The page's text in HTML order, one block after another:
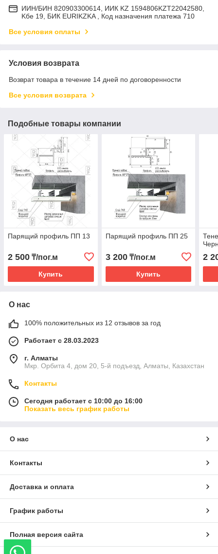
ИИН/БИН 820903300614, ИИК KZ 1594806KZT22042580,
Kбе 19, БИК EURIKZKA , Код назначения платежа 710
Все условия оплаты
Условия возврата
Возврат товара в течение 14 дней по договоренности
Все условия возврата
Подобные товары компании
Парящий профиль ПП 13
2 500 ₸/пог.м
Купить
Парящий профиль ПП 25
3 200₸/пог.м
Купить
2
О нас
100% положительных из 12 отзывов за год
Работает с 28.03.2023
г. Алматы
Мкр. Орбита 4, дом 20, 5-й подъезд, Алматы, Казахстан
Контакты
Сегодня работает с 10:00 до 16:00
Показать весь график работы
О нас
Контакты
Доставка и оплата
График работы
Полная версия сайта